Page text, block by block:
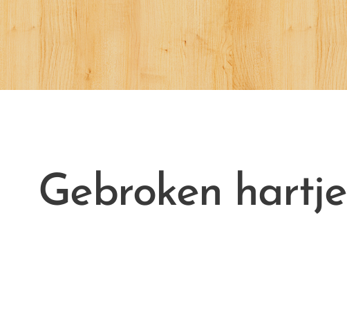
Gebroken hartje